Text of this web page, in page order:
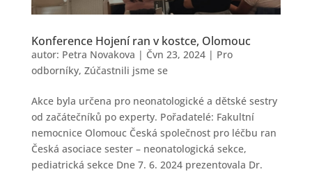
Konference Hojení ran v kostce, Olomouc
autor: Petra Novakova | Čvn 23, 2024| Pro
odborníky, Zúčastnili jsme se
Akce byla určena pro neonatologické a dětské sestry
od začátečníků po experty. Pořadatelé: Fakultní
nemocnice Olomouc Česká společnost pro léčbu ran
Česká asociace sester – neonatologická sekce,
pediatrická sekce Dne 7. 6. 2024 prezentovala Dr.